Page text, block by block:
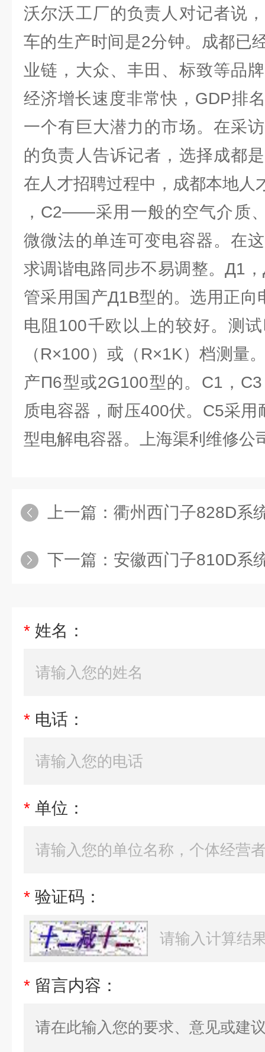
沃尔沃工厂的负责人对记者说
车的生产时间是2分钟。成都已
业链，大众、丰田、标致等品
经济增长速度非常快，GDP排
一个有巨大潜力的市场。在采
的负责人告诉记者，选择成都
在人才招聘过程中，成都本地人
，C2——采用一般的空气介质
微微法的单连可变电容器。在
求调谐电路同步不易调整。Д1
管采用国产Д1B型的。选用正向
电阻100千欧以上的较好。测
（R×100）或（R×1K）档测量
产П6型或2G100型的。C1，
质电容器，耐压400伏。C5采
型电解电容器。上海渠利维修公
上一篇： 衢州西门子828D系统伺服电机
下一篇： 安徽西门子810D系统切割机主轴
* 姓名：
* 电话：
* 单位：
* 验证码：
* 留言内容：